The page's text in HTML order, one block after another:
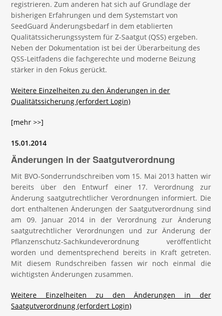
registrieren. Zum anderen hat sich auf Grundlage der
bisherigen Erfahrungen und dem Systemstart von
SeedGuard Änderungsbedarf in dem etablierten
Qualitätssicherungssystem für Z-Saatgut (QSS) ergeben.
Neben der Dokumentation ist bei der Überarbeitung des
QSS-Leitfadens die fachgerechte und moderne Beizung
stärker in den Fokus gerückt.
Weitere Einzelheiten zu den Änderungen in der
Qualitätssicherung (erfordert Login)
[mehr >>]
15.01.2014
Änderungen in der Saatgutverordnung
Mit BVO-Sonderrundschreiben vom 15. Mai 2013 hatten wir
bereits über den Entwurf einer 17. Verordnung zur
Änderung saatgutrechtlicher Verordnungen informiert. Die
dort enthaltenen Änderungen der Saatgutverordnung sind
am 09. Januar 2014 in der Verordnung zur Änderung
saatgutrechtlicher Verordnungen und zur Änderung der
Pflanzenschutz-Sachkundeverordnung veröffentlicht
worden und dementsprechend bereits in Kraft getreten.
Mit diesem Rundschreiben fassen wir noch einmal die
wichtigsten Änderungen zusammen.
Weitere Einzelheiten zu den Änderungen in der
Saatgutverordnung (erfordert Login)